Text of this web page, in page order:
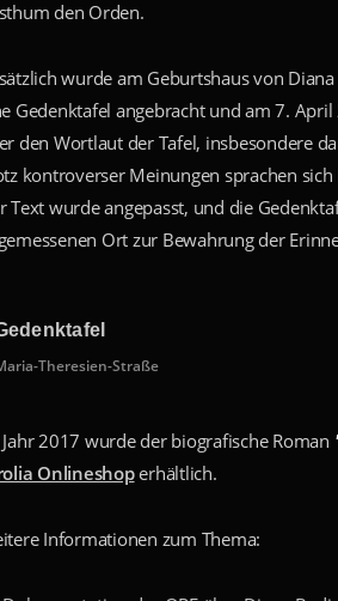
den Orden.
wurde am Geburtshaus von
Gedenktafel angebracht und am 7.
den Wortlaut der Tafel, insbesondere
kontroverser Meinungen sprachen
Text wurde angepasst, und die
Ort zur Bewahrung der
Theresien-Straße
2017 wurde der biografische Roman
Onlineshoperhältlich.
Informationen zum Thema: